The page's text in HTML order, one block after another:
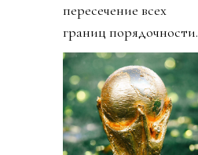
пересечение всех
границ порядочности.